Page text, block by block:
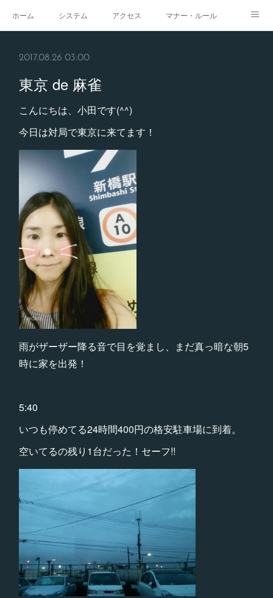
ホーム システム アクセス マナー・ルール
2017.08.26 03:00
東京 de 麻雀
こんにちは、小田です(^^)
今日は対局で東京に来てます！
雨がザーザー降る音で目を覚まし、まだ真っ暗な朝5
時に家を出発！
5:40
いつも停めてる24時間400円の格安駐車場に到着。
空いてるの残り1台だった！セーフ!!